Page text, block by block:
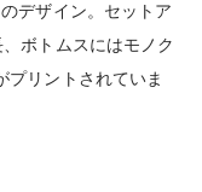
デザイン。セットア
ボトムスにはモノク
プリントされていま